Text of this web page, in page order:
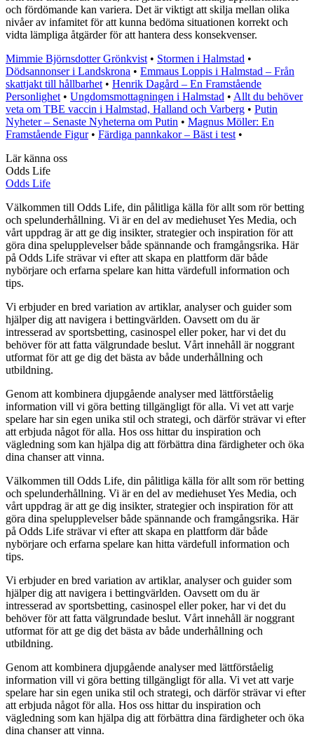
och fördömande kan variera. Det är viktigt att skilja mellan olika
nivåer av infamitet för att kunna bedöma situationen korrekt och
vidta lämpliga åtgärder för att hantera dess konsekvenser.
Mimmie Björnsdotter Grönkvist • Stormen i Halmstad •
Dödsannonser i Landskrona • Emmaus Loppis i Halmstad – Från
skattjakt till hållbarhet • Henrik Dagård – En Framstående
Personlighet • Ungdomsmottagningen i Halmstad • Allt du behöver
veta om TBE vaccin i Halmstad, Halland och Varberg • Putin
Nyheter – Senaste Nyheterna om Putin • Magnus Möller: En
Framstående Figur• Färdiga pannkakor – Bäst i test •
Lär känna oss
Odds Life
Odds Life
Välkommen till Odds Life, din pålitliga källa för allt som rör betting
och spelunderhållning. Vi är en del av mediehuset Yes Media, och
vårt uppdrag är att ge dig insikter, strategier och inspiration för att
göra dina spelupplevelser både spännande och framgångsrika. Här
på Odds Life strävar vi efter att skapa en plattform där både
nybörjare och erfarna spelare kan hitta värdefull information och
tips.
Vi erbjuder en bred variation av artiklar, analyser och guider som
hjälper dig att navigera i bettingvärlden. Oavsett om du är
intresserad av sportsbetting, casinospel eller poker, har vi det du
behöver för att fatta välgrundade beslut. Vårt innehåll är noggrant
utformat för att ge dig det bästa av både underhållning och
utbildning.
Genom att kombinera djupgående analyser med lättförståelig
information vill vi göra betting tillgängligt för alla. Vi vet att varje
spelare har sin egen unika stil och strategi, och därför strävar vi efter
att erbjuda något för alla. Hos oss hittar du inspiration och
vägledning som kan hjälpa dig att förbättra dina färdigheter och öka
dina chanser att vinna.
Välkommen till Odds Life, din pålitliga källa för allt som rör betting
och spelunderhållning. Vi är en del av mediehuset Yes Media, och
vårt uppdrag är att ge dig insikter, strategier och inspiration för att
göra dina spelupplevelser både spännande och framgångsrika. Här
på Odds Life strävar vi efter att skapa en plattform där både
nybörjare och erfarna spelare kan hitta värdefull information och
tips.
Vi erbjuder en bred variation av artiklar, analyser och guider som
hjälper dig att navigera i bettingvärlden. Oavsett om du är
intresserad av sportsbetting, casinospel eller poker, har vi det du
behöver för att fatta välgrundade beslut. Vårt innehåll är noggrant
utformat för att ge dig det bästa av både underhållning och
utbildning.
Genom att kombinera djupgående analyser med lättförståelig
information vill vi göra betting tillgängligt för alla. Vi vet att varje
spelare har sin egen unika stil och strategi, och därför strävar vi efter
att erbjuda något för alla. Hos oss hittar du inspiration och
vägledning som kan hjälpa dig att förbättra dina färdigheter och öka
dina chanser att vinna.